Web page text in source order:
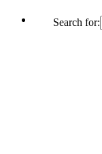
Search for: